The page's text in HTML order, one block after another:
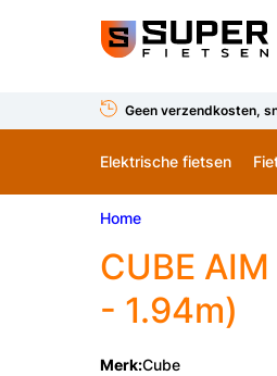
Geen verzendkosten,
Elektrische fietsen
Home
CUBE
- 1.94m)
Merk:Cube